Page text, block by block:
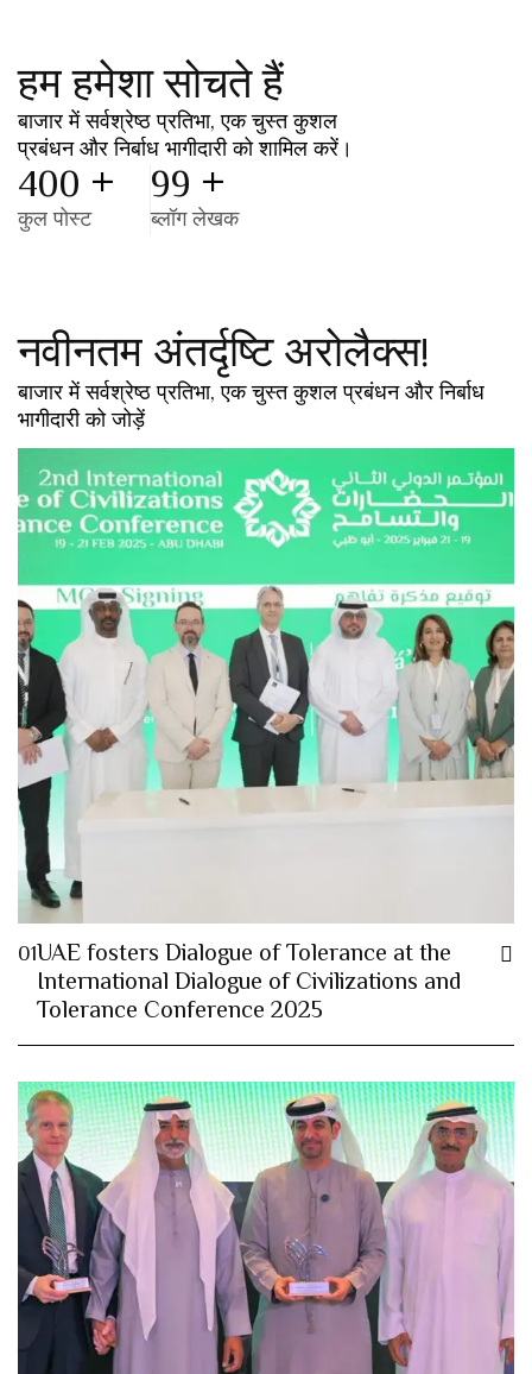
हम हमेशा सोचते हैं
बाजार में सर्वश्रेष्ठ प्रतिभा, एक चुस्त कुशल
प्रबंधन और निर्बाध भागीदारी को शामिल करें।
400 +
कुल पोस्ट
99 +
ब्लॉग लेखक
नवीनतम अंतर्दृष्टि अरोलैक्स!
बाजार में सर्वश्रेष्ठ प्रतिभा, एक चुस्त कुशल प्रबंधन और निर्बाध
भागीदारी को जोड़ें
01UAE fosters Dialogue of Tolerance at the
International Dialogue of Civilizations and
Tolerance Conference 2025